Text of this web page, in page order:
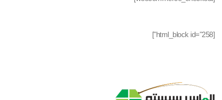
[html_block id="258"]